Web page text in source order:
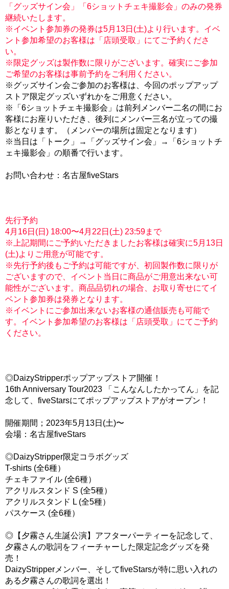
「グッズサイン会」「6ショットチェキ撮影会」のみの発券
継続いたします。
※イベント参加券の発券は5月13日(土)より行います。イベ
ント参加希望のお客様は「店頭受取」にてご予約くださ
い。
※限定グッズは製作数に限りがございます。確実にご参加
ご希望のお客様は事前予約をご利用ください。
※グッズサイン会ご参加のお客様は、今回のポップアップ
ストア限定グッズいずれかをご用意ください。
※「6ショットチェキ撮影会」は前列メンバー二名の間にお
客様にお座りいただき、後列にメンバー三名が立っての撮
影となります。（メンバーの場所は固定となります）
※当日は「トーク」→「グッズサイン会」→「6ショットチ
ェキ撮影会」の順番で行います。
お問い合わせ：名古屋fiveStars
先行予約
4月16日(日) 18:00〜4月22日(土) 23:59まで
※上記期間にご予約いただきましたお客様は確実に5月13日
(土)よりご用意が可能です。
※先行予約後もご予約は可能ですが、初回製作数に限りが
ございますので、イベント当日に商品がご用意出来ない可
能性がございます。商品品切れの場合、お取り寄せにてイ
ベント参加券は発券となります。
※イベントにご参加出来ないお客様の通信販売も可能で
す。イベント参加希望のお客様は「店頭受取」にてご予約
ください。
◎DaizyStripperポップアップストア開催！
16th Anniversary Tour2023 「こんなんしたかってん」を記
念して、fiveStarsにてポップアップストアがオープン！
開催期間；2023年5月13日(土)〜
会場：名古屋fiveStars
◎DaizyStripper限定コラボグッズ
T-shirts (全6種）
チェキファイル (全6種）
アクリルスタンド S (全5種）
アクリルスタンド L (全5種）
パスケース (全6種）
◎【夕霧さん生誕公演】アフターパーティーを記念して、
夕霧さんの歌詞をフィーチャーした限定記念グッズを発
売！
DaizyStripperメンバー、そしてfiveStarsが特に思い入れの
ある夕霧さんの歌詞を選出！